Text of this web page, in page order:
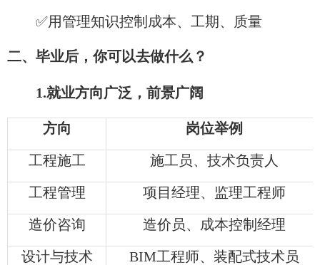
✅用管理知识控制成本、工期、质量
二、毕业后，你可以去做什么？
1.就业方向广泛，前景广阔
方向 岗位举例
工程施工​ 施工员、技术负责人
工程管理​ 项目经理、监理工程师
造价咨询​ 造价员、成本控制经理
设计与技术​ BIM工程师、装配式技术员